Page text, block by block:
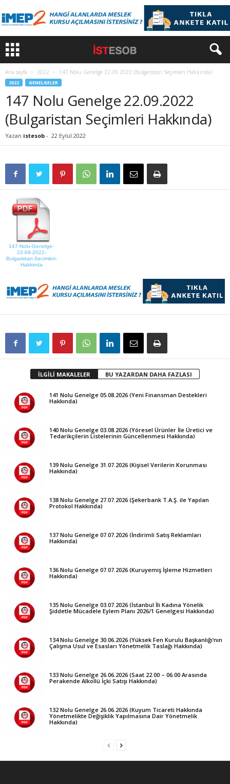
Ana sayfa 2022 147 Nolu Genelge 22.09.2022 (Bulgaristan Seçimleri Hakkında)
2022 GENELGELER
147 Nolu Genelge 22.09.2022
(Bulgaristan Seçimleri Hakkında)
Yazan istesob - 22 Eylül 2022
147-Nolu-Genelge-
22-09-2022-
Bulgaristan-Secimleri-
Hakkinda
İLGİLİ MAKALELER BU YAZARDAN DAHA FAZLASI
141 Nolu Genelge 05.08.2026 (Yeni Finansman Destekleri
Hakkında)
140 Nolu Genelge 03.08.2026 (Yöresel Ürünler İle Üretici ve
Tedarikçilerin Listelerinin Güncellenmesi Hakkında)
139 Nolu Genelge 31.07.2026 (Kişisel Verilerin Korunması
Hakkında)
138 Nolu Genelge 27.07.2026 (Şekerbank T.A.Ş. ile Yapılan
Protokol Hakkında)
137 Nolu Genelge 07.07.2026 (İndirimli Satış Reklamları
Hakkında)
136 Nolu Genelge 07.07.2026 (Kuruyemiş İşleme Hizmetleri
Hakkında)
135 Nolu Genelge 03.07.2026 (İstanbul İli Kadına Yönelik
Şiddetle Mücadele Eylem Planı 2026/1 Genelgesi Hakkında)
134 Nolu Genelge 30.06.2026 (Yüksek Fen Kurulu Başkanlığı’nın
Çalışma Usul ve Esasları Yönetmelik Taslağı Hakkında)
133 Nolu Genelge 26.06.2026 (Saat 22.00 – 06.00 Arasında
Perakende Alkollü İçki Satışı Hakkında)
132 Nolu Genelge 26.06.2026 (Kuyum Ticareti Hakkında
Yönetmelikte Değişiklik Yapılmasına Dair Yönetmelik
Hakkında)